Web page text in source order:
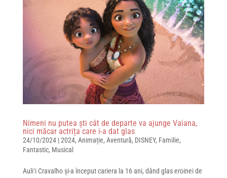
Nimeni nu putea ști cât de departe va ajunge Vaiana,
nici măcar actrița care i-a dat glas
24/10/2024|2024, Animație, Aventură, DISNEY, Familie,
Fantastic, Musical
Auliʻi Cravalho și-a început cariera la 16 ani, dând glas eroinei de